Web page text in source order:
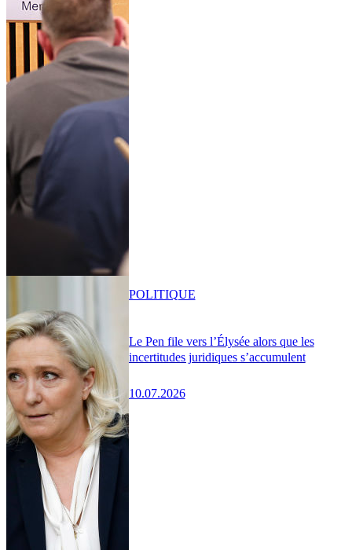
Le Pen file vers l’Élysée alors que les
incertitudes juridiques s’accumulent
10.07.2026
POLITIQUE